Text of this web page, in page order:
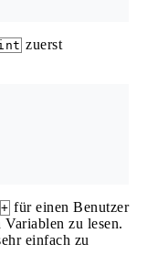
zuerst
+ für einen Benutzer
zu lesen.
einfach zu